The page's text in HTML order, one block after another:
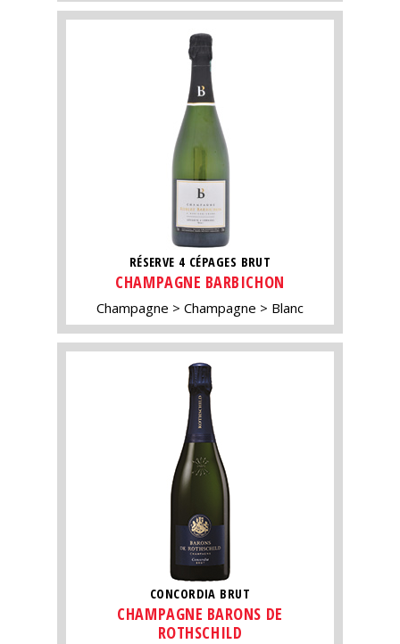
RÉSERVE 4 CÉPAGES BRUT
CHAMPAGNE BARBICHON
Champagne Champagne Blanc
CONCORDIA BRUT
CHAMPAGNE BARONS DE
ROTHSCHILD